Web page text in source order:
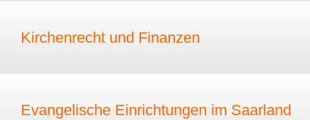
Kirchenrecht und Finanzen
Evangelische Einrichtungen im Saarland